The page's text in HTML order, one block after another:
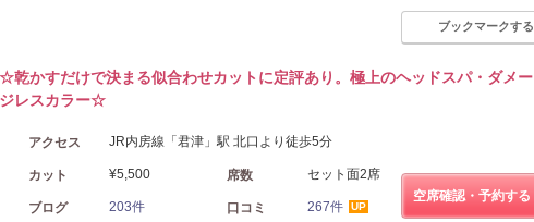
ブックマークする
☆乾かすだけで決まる似合わせカットに定評あり。極上のヘッドスパ・ダメー
ジレスカラー☆
アクセス JR内房線「君津」駅 北口より徒歩5分
カット ¥5,500 席数 セット面2席
ブログ 203件 口コミ 267件 UP
空席確認・予約する